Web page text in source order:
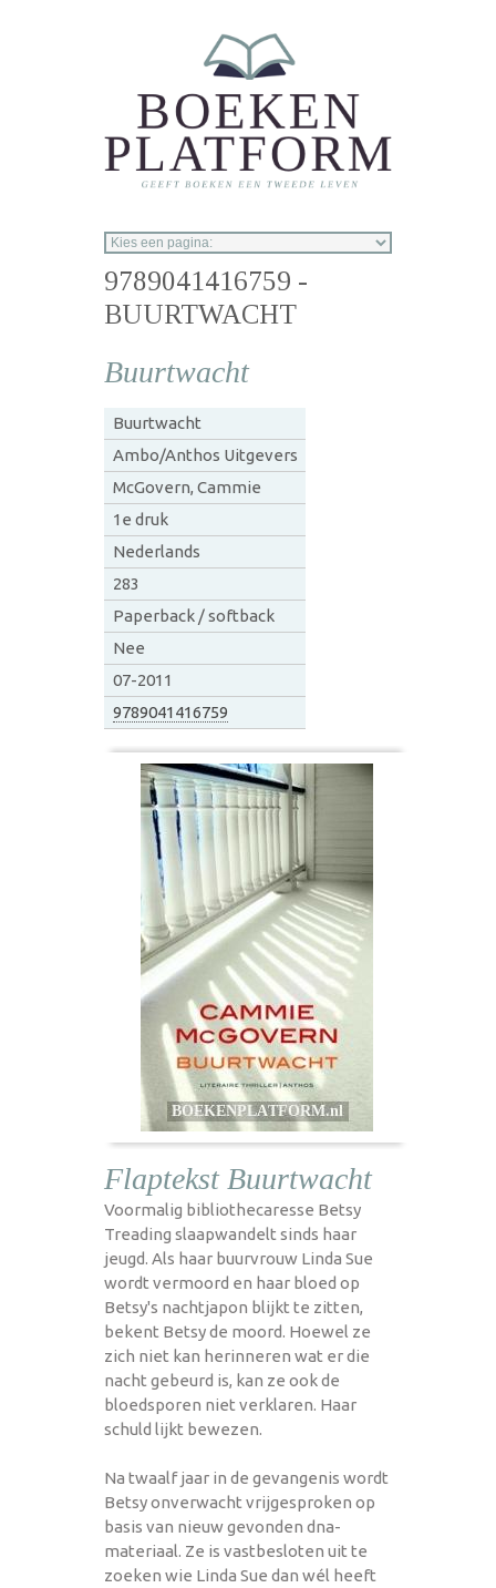
9789041416759 -
BUURTWACHT
Buurtwacht
Buurtwacht
Ambo/Anthos Uitgevers
McGovern, Cammie
1e druk
Nederlands
283
Paperback / softback
Nee
07-2011
9789041416759
Flaptekst Buurtwacht
Voormalig bibliothecaresse Betsy
Treading slaapwandelt sinds haar
jeugd. Als haar buurvrouw Linda Sue
wordt vermoord en haar bloed op
Betsy's nachtjapon blijkt te zitten,
bekent Betsy de moord. Hoewel ze
zich niet kan herinneren wat er die
nacht gebeurd is, kan ze ook de
bloedsporen niet verklaren. Haar
schuld lijkt bewezen.
Na twaalf jaar in de gevangenis wordt
Betsy onverwacht vrijgesproken op
basis van nieuw gevonden dna-
materiaal. Ze is vastbesloten uit te
zoeken wie Linda Sue dan wél heeft